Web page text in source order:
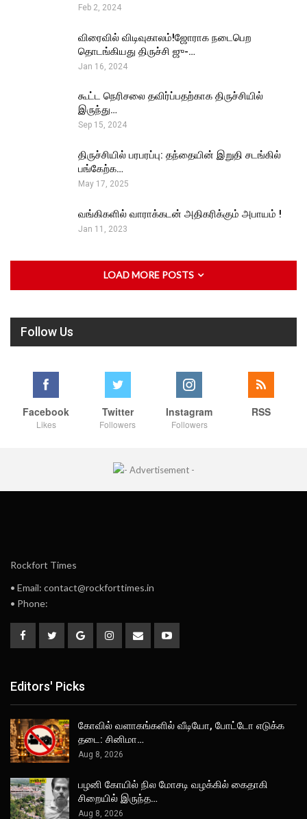
Feb 2, 2024
விரைவில் விடிவுகாலம்!ஜோராக நடைபெற
தொடங்கியது திருச்சி ஜு-…
Jan 16, 2024
கூட்ட நெரிசலை தவிர்ப்பதற்காக திருச்சியில்
இருந்து…
Sep 15, 2024
திருச்சியில் பரபரப்பு: தந்தையின் இறுதி சடங்கில்
பங்கேற்க…
May 17, 2025
வங்கிகளில் வாராக்கடன் அதிகரிக்கும் அபாயம் !
Jan 11, 2023
LOAD MORE POSTS
Follow Us
Facebook
Likes
Twitter
Followers
Instagram
Followers
RSS
Rockfort Times
• Email: contact@rockforttimes.in
• Phone:
Editors' Picks
கோவில் வளாகங்களில் வீடியோ, போட்டோ எடுக்க
தடை: சினிமா…
Aug 8, 2026
பழனி கோயில் நில மோசடி வழக்கில் கைதாகி
சிறையில் இருந்த…
Aug 8, 2026